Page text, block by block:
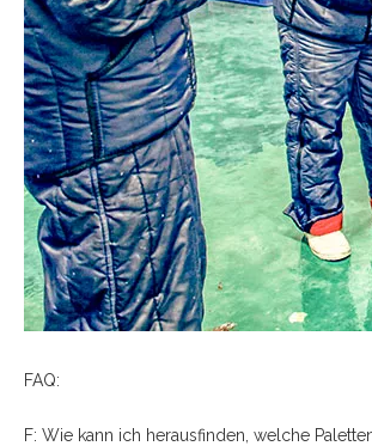
FAQ:
F: Wie kann ich herausfinden, welche